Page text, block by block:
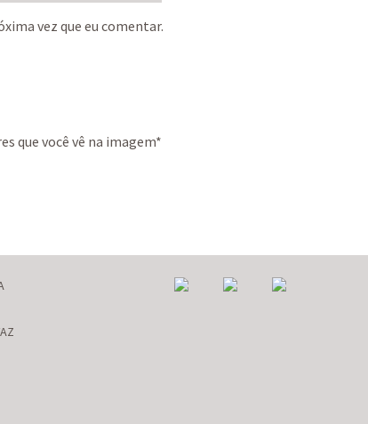
vez que eu comentar.
que você vê na imagem*